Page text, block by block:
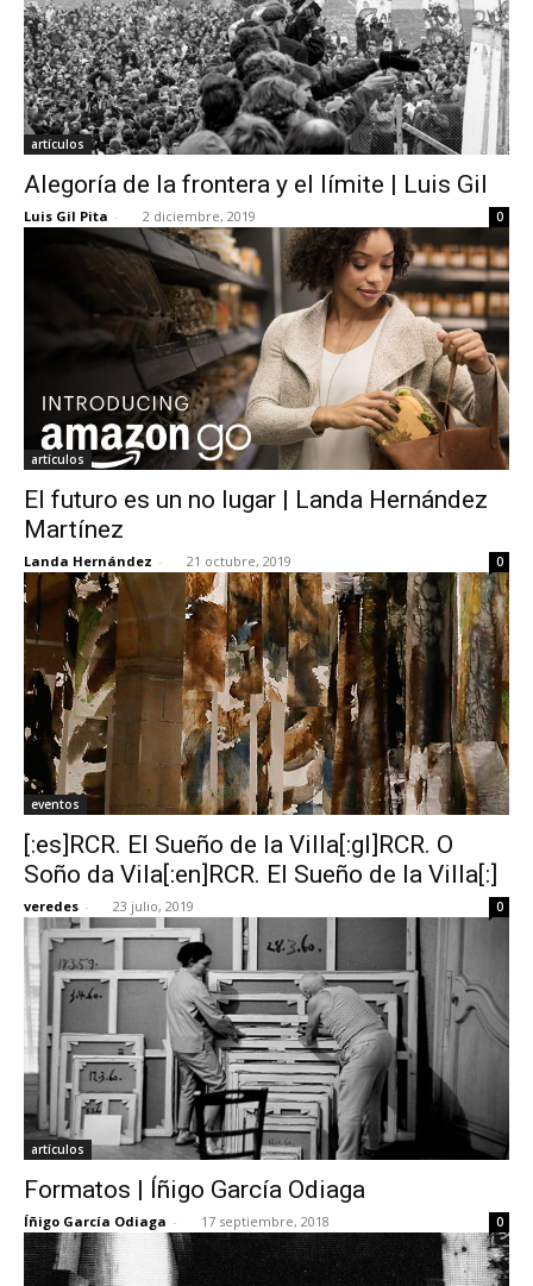
artículos
Alegoría de la frontera y el límite | Luis Gil
Luis Gil Pita - 2 diciembre, 2019 0
artículos
El futuro es un no lugar | Landa Hernández
Martínez
Landa Hernández - 21 octubre, 2019 0
eventos
[:es]RCR. El Sueño de la Villa[:gl]RCR. O
Soño da Vila[:en]RCR. El Sueño de la Villa[:]
veredes - 23 julio, 2019 0
artículos
Formatos | Íñigo García Odiaga
Íñigo García Odiaga - 17 septiembre, 2018 0